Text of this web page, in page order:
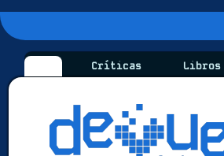
Críticas Libros